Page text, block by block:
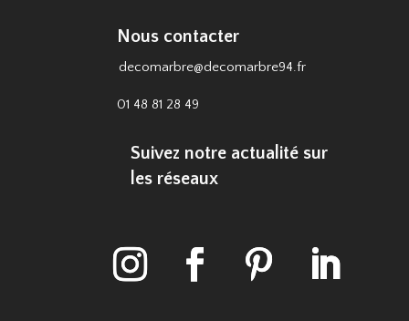
Nous contacter
decomarbre@decomarbre94.fr
01 48 81 28 49
Suivez notre actualité sur
les réseaux